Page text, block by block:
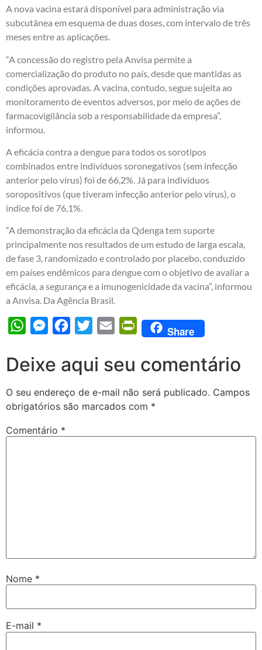
A nova vacina estará disponível para administração via
subcutânea em esquema de duas doses, com intervalo de três
meses entre as aplicações.
“A concessão do registro pela Anvisa permite a
comercialização do produto no país, desde que mantidas as
condições aprovadas. A vacina, contudo, segue sujeita ao
monitoramento de eventos adversos, por meio de ações de
farmacovigilância sob a responsabilidade da empresa”,
informou.
A eficácia contra a dengue para todos os sorotipos
combinados entre indivíduos soronegativos (sem infecção
anterior pelo vírus) foi de 66,2%. Já para indivíduos
soropositivos (que tiveram infecção anterior pelo vírus), o
índice foi de 76,1%.
“A demonstração da eficácia da Qdenga tem suporte
principalmente nos resultados de um estudo de larga escala,
de fase 3, randomizado e controlado por placebo, conduzido
em países endêmicos para dengue com o objetivo de avaliar a
eficácia, a segurança e a imunogenicidade da vacina”, informou
a Anvisa. Da Agência Brasil.
WhatsAppMessengerFacebook
Twitter Email PrintFriendly
Share
Deixe aqui seu comentário
O seu endereço de e-mail não será publicado. Campos
obrigatórios são marcados com *
Comentário *
Nome *
E-mail *